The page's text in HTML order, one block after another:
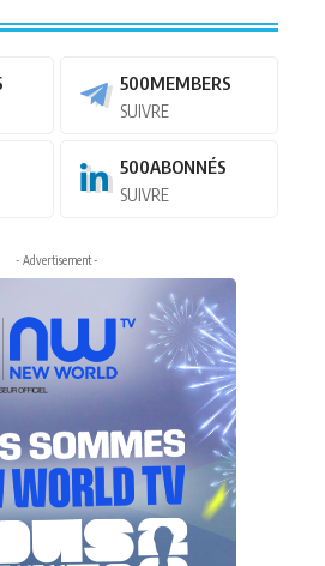
500MEMBERS
SUIVRE
500ABONNÉS
SUIVRE
- Advertisement -